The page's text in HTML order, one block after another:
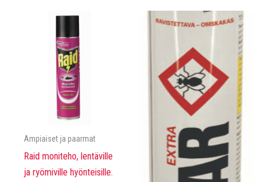
Ampiaiset ja paarmat
Raid moniteho, lentäville
ja ryömiville hyönteisille.